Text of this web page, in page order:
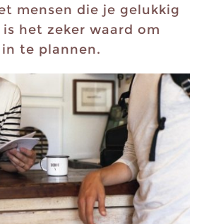
mensen die je gelukkig
het zeker waard om
te plannen.